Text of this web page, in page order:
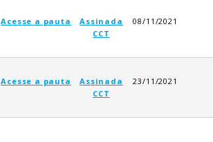
Acesse a pauta
Assinada
CCT
08/11/2021
Acesse a pauta
Assinada
CCT
23/11/2021